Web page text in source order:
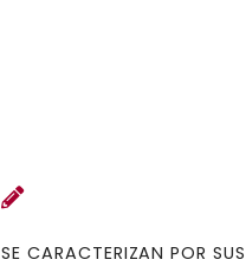
SE CARACTERIZAN POR SUS